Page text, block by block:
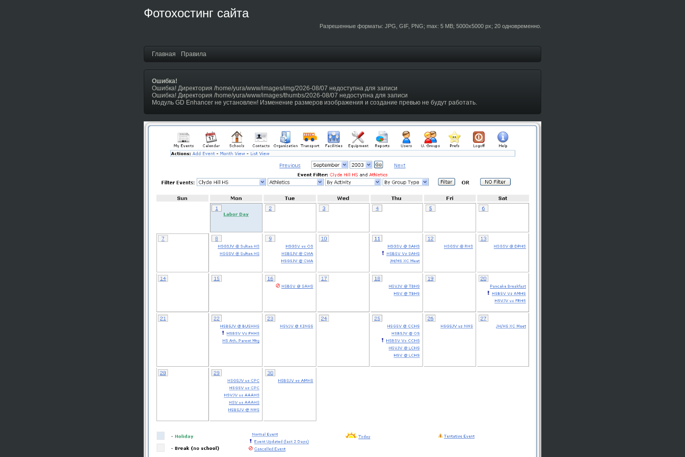
Фотохостинг сайта
Разрешенные форматы: JPG, GIF, PNG; max: 5 MB; 5000x5000 px; 20 одновременно.
Главная Правила
Ошибка!
Ошибка! Директория /home/yura/www/images/img/2026-08/07 недоступна для записи
Ошибка! Директория /home/yura/www/images/thumbs/2026-08/07 недоступна для записи
Модуль GD Enhancer не установлен! Изменение размеров изображения и создание превью не будут работать.